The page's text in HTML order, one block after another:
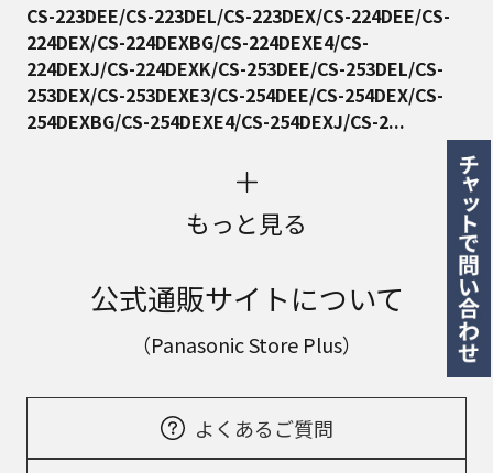
CS-223DEE/CS-223DEL/CS-223DEX/CS-224DEE/CS-
224DEX/CS-224DEXBG/CS-224DEXE4/CS-
224DEXJ/CS-224DEXK/CS-253DEE/CS-253DEL/CS-
253DEX/CS-253DEXE3/CS-254DEE/CS-254DEX/CS-
254DEXBG/CS-254DEXE4/CS-254DEXJ/CS-2...
もっと見る
公式通販サイトについて
（Panasonic Store Plus）
よくあるご質問